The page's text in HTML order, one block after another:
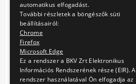
Előző
12 13 14 ...
automatikus elfogadást.
További részletek a böngészők süti
beállításairól:
Chrome
Firefox
Microsoft Edge
Ez a rendszer a BKV Zrt Elektronikus
Információs Rendszerének része (EIR). A
rendszer használatával Ön elfogadja az